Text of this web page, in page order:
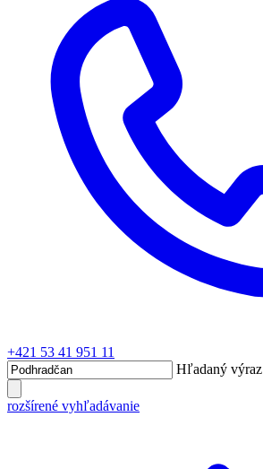
+421 53 41 951 11
Hľadaný výraz
rozšírené vyhľadávanie